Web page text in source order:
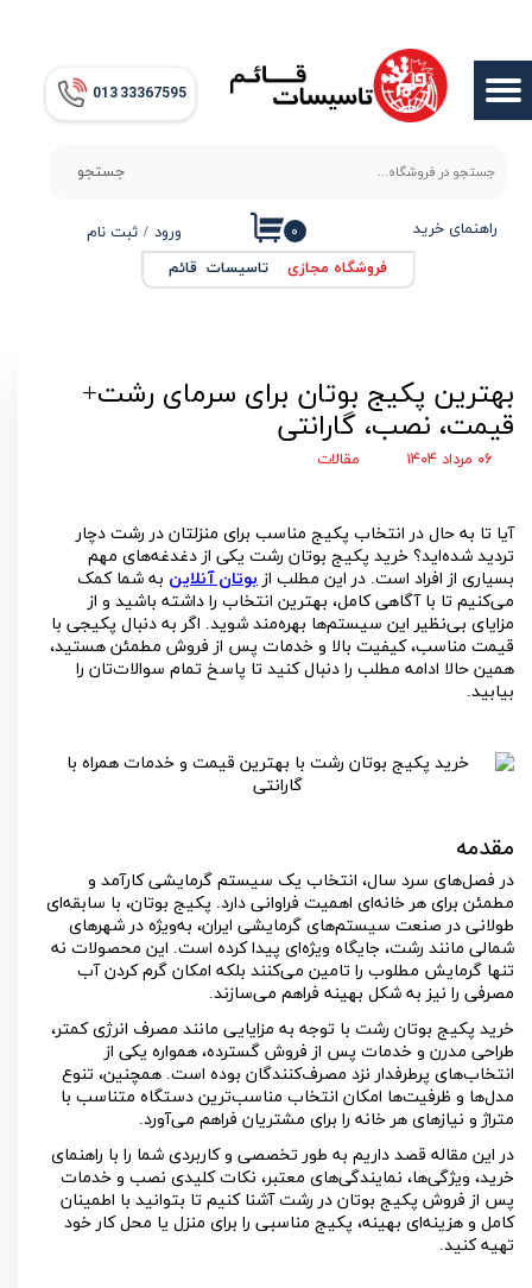
013​​​​​​​ 33367595
جستجو
ورود / ثبت نام
حساب کاربری من
تغییر گذر واژه
سفارشات
خروج از حساب کاربری
راهنمای خرید ۰
فروشگاه مجازی تاسیسات قائم
بهترین پکیج بوتان برای سرمای رشت+
قیمت، نصب، گارانتی
۰۶ مرداد ۱۴۰۴ مقالات
آیا تا به حال در انتخاب پکیج مناسب برای منزلتان در رشت دچار
تردید شده‌اید؟ خرید پکیج بوتان رشت یکی از دغدغه‌های مهم
بسیاری از افراد است. در این مطلب از بوتان آنلاین به شما کمک
می‌کنیم تا با آگاهی کامل، بهترین انتخاب را داشته باشید و از
مزایای بی‌نظیر این سیستم‌ها بهره‌مند شوید. اگر به دنبال پکیجی با
قیمت مناسب، کیفیت بالا و خدمات پس از فروش مطمئن هستید،
همین حالا ادامه مطلب را دنبال کنید تا پاسخ تمام سوالات‌تان را
بیابید.
مقدمه
در فصل‌های سرد سال، انتخاب یک سیستم گرمایشی کارآمد و
مطمئن برای هر خانه‌ای اهمیت فراوانی دارد. پکیج بوتان، با سابقه‌ای
طولانی در صنعت سیستم‌های گرمایشی ایران، به‌ویژه در شهرهای
شمالی مانند رشت، جایگاه ویژه‌ای پیدا کرده است. این محصولات نه
تنها گرمایش مطلوب را تامین می‌کنند بلکه امکان گرم کردن آب
مصرفی را نیز به شکل بهینه فراهم می‌سازند.
خرید پکیج بوتان رشت با توجه به مزایایی مانند مصرف انرژی کمتر،
طراحی مدرن و خدمات پس از فروش گسترده، همواره یکی از
انتخاب‌های پرطرفدار نزد مصرف‌کنندگان بوده است. همچنین، تنوع
مدل‌ها و ظرفیت‌ها امکان انتخاب مناسب‌ترین دستگاه متناسب با
متراژ و نیازهای هر خانه را برای مشتریان فراهم می‌آورد.
در این مقاله قصد داریم به طور تخصصی و کاربردی شما را با راهنمای
خرید، ویژگی‌ها، نمایندگی‌های معتبر، نکات کلیدی نصب و خدمات
پس از فروش پکیج بوتان در رشت آشنا کنیم تا بتوانید با اطمینان
کامل و هزینه‌ای بهینه، پکیج مناسبی را برای منزل یا محل کار خود
تهیه کنید.